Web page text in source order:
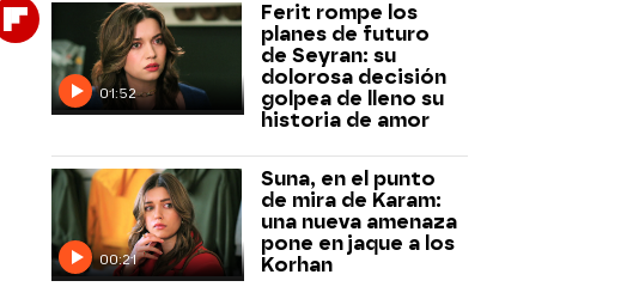
Flipboard
01:52
Ferit rompe los
planes de futuro
de Seyran: su
dolorosa decisión
golpea de lleno su
historia de amor
00:21
Suna, en el punto
de mira de Karam:
una nueva amenaza
pone en jaque a los
Korhan